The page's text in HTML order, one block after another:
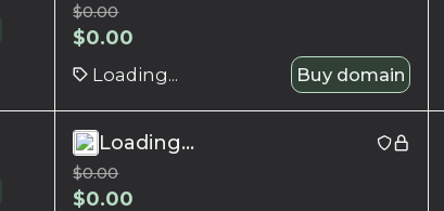
$0.00
$0.00
Loading... Buy domain
Loading...
$0.00
$0.00